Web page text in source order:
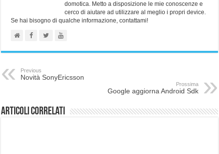
domotica. Metto a disposizione le mie conoscenze e
cerco di aiutare ad utilizzare al meglio i propri device.
Se hai bisogno di qualche informazione, contattami!
Previous
Novità SonyEricsson
Prossima
Google aggiorna Android Sdk
Articoli correlati